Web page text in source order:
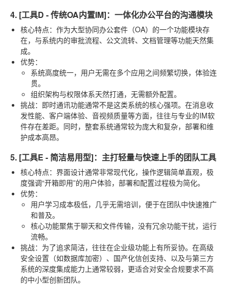
4. [工具D - 传统OA内置IM]：一体化办公平台的沟通模块
核心特点：作为大型协同办公套件（OA）的一个功能模块存
在，与系统内的审批流程、公文流转、文档管理等功能天然集
成。
优势：
系统高度统一，用户无需在多个应用之间频繁切换，体验连
贯。
组织架构与权限体系天然打通，无需额外配置。
挑战：即时通讯功能通常不是这类系统的核心强项。在消息收
发性能、客户端体验、音视频质量等方面，往往与专业的IM软
件存在差距。同时，整套系统通常较为庞大和复杂，部署和维
护成本高昂。
5. [工具E - 简洁易用型]：主打轻量与快速上手的团队工具
核心特点：界面设计通常非常现代化，操作逻辑简单直观，极
度强调“开箱即用”的用户体验，部署和配置过程极为简化。
优势：
用户学习成本极低，几乎无需培训，便于在团队中快速推广
和普及。
核心功能聚焦于聊天和文件传输，没有冗余功能干扰，运行
流畅。
挑战：为了追求简洁，往往在企业级功能上有所妥协。在高级
安全设置（如数据库加密）、国产化信创支持、以及与第三方
系统的深度集成能力上通常较弱，更适合对安全合规要求不高
的中小型创新团队。